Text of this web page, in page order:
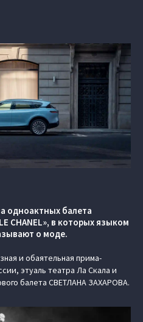
одноактных балета
CHANEL», в которых языком
о моде.
и обаятельная прима-
этуаль театра Ла Скала и
балета СВЕТЛАНА ЗАХАРОВА.